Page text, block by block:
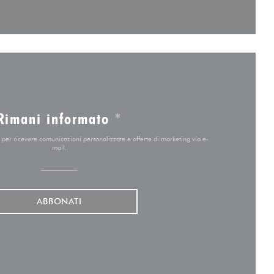
informato *
ricevere comunicazioni personalizzate e offerte di marketing via e-
mail.
ABBONATI